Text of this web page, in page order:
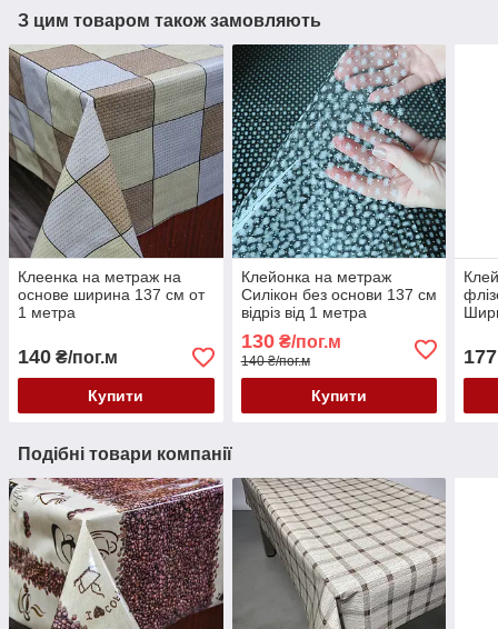
З цим товаром також замовляють
Клеенка на метраж на
основе ширина 137 см от
1 метра
140 ₴/пог.м
Купити
Клейонка на метраж
Силікон без основи 137 см
відріз від 1 метра
130₴/пог.м
140 ₴/пог.м
Купити
177
Подібні товари компанії